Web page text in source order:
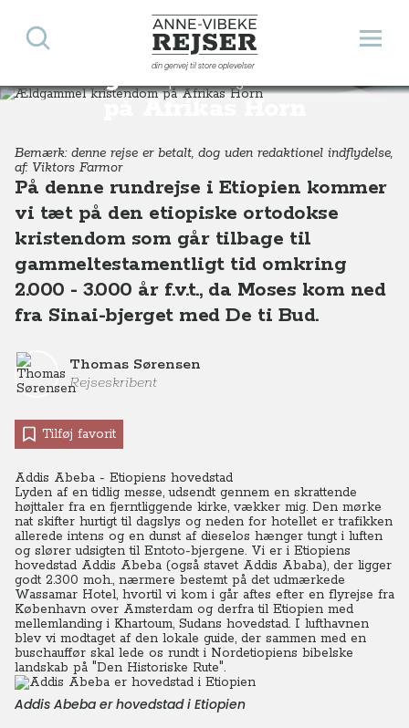
Anne-Vibeke Rejser
din genvej til store oplevelser
Åbn
Søg
Ældgammel kristendom
på Afrikas Horn
Destinationer Afrika Etiopien Ældgammel kristendom på Afrikas Horn
Bemærk: denne rejse er betalt, dog uden redaktionel indflydelse,
af: Viktors Farmor
På denne rundrejse i Etiopien kommer
vi tæt på den etiopiske ortodokse
kristendom som går tilbage til
gammeltestamentligt tid omkring
2.000 - 3.000 år f.v.t., da Moses kom ned
fra Sinai-bjerget med De ti Bud.
Thomas Sørensen
Rejseskribent
Tilføj favorit
Addis Abeba - Etiopiens hovedstad
Lyden af en tidlig messe, udsendt gennem en skrattende
højttaler fra en fjerntliggende kirke, vækker mig. Den mørke
nat skifter hurtigt til dagslys og neden for hotellet er trafikken
allerede intens og en dunst af dieselos hænger tungt i luften
og slører udsigten til Entoto-bjergene. Vi er i Etiopiens
hovedstad Addis Abeba (også stavet Addis Ababa), der ligger
godt 2.300 moh., nærmere bestemt på det udmærkede
Wassamar Hotel, hvortil vi kom i går aftes efter en flyrejse fra
København over Amsterdam og derfra til Etiopien med
mellemlanding i Khartoum, Sudans hovedstad. I lufthavnen
blev vi modtaget af den lokale guide, der sammen med en
buschauffør skal lede os rundt i Nordetiopiens bibelske
landskab på "Den Historiske Rute".
Addis Abeba er hovedstad i Etiopien